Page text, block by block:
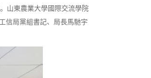
山東農業大學國際交流學院
信局黨組書記、局長馬馳宇